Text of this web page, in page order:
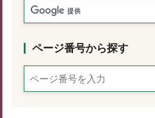
ページ番号から探す